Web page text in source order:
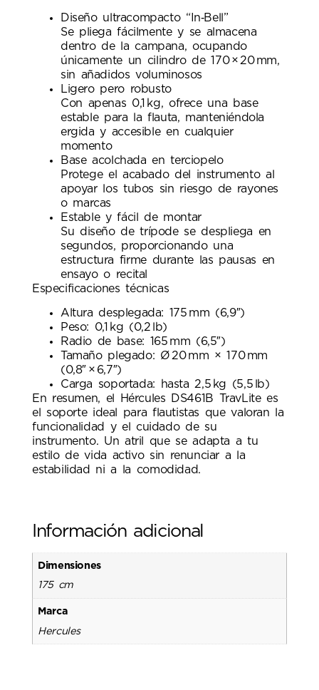
Diseño ultracompacto “In‑Bell”
Se pliega fácilmente y se almacena
dentro de la campana, ocupando
únicamente un cilindro de 170 × 20 mm,
sin añadidos voluminosos
Ligero pero robusto
Con apenas 0,1 kg, ofrece una base
estable para la flauta, manteniéndola
ergida y accesible en cualquier
momento
Base acolchada en terciopelo
Protege el acabado del instrumento al
apoyar los tubos sin riesgo de rayones
o marcas
Estable y fácil de montar
Su diseño de trípode se despliega en
segundos, proporcionando una
estructura firme durante las pausas en
ensayo o recital
Especificaciones técnicas
Altura desplegada: 175 mm (6,9″)
Peso: 0,1 kg (0,2 lb)
Radio de base: 165 mm (6,5″)
Tamaño plegado: Ø 20 mm × 170 mm
(0,8″ × 6,7″)
Carga soportada: hasta 2,5 kg (5,5 lb)
En resumen, el Hércules DS461B TravLite es
el soporte ideal para flautistas que valoran la
funcionalidad y el cuidado de su
instrumento. Un atril que se adapta a tu
estilo de vida activo sin renunciar a la
estabilidad ni a la comodidad.
Información adicional
Dimensiones
175 cm
Marca
Hercules